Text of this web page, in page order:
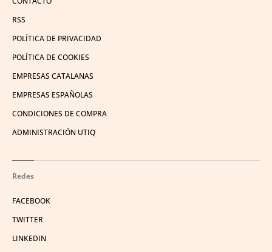
RSS
POLÍTICA DE PRIVACIDAD
POLÍTICA DE COOKIES
EMPRESAS CATALANAS
EMPRESAS ESPAÑOLAS
CONDICIONES DE COMPRA
ADMINISTRACIÓN UTIQ
Redes
FACEBOOK
TWITTER
LINKEDIN